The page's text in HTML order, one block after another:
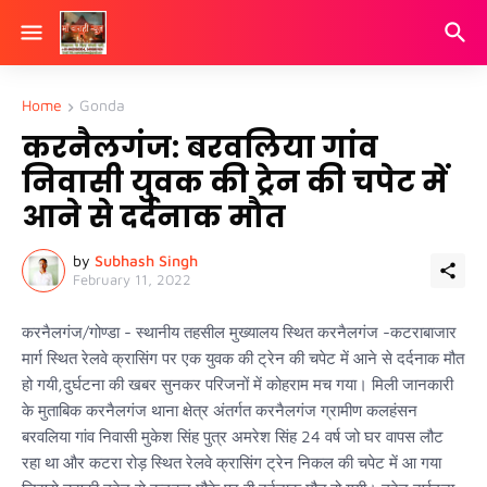
Home Gonda
करनैलगंज: बरवलिया गांव
निवासी युवक की ट्रेन की चपेट में
आने से दर्दनाक मौत
by Subhash Singh
February 11, 2022
करनैलगंज/गोण्डा - स्थानीय तहसील मुख्यालय स्थित करनैलगंज -कटराबाजार
मार्ग स्थित रेलवे क्रासिंग पर एक युवक की ट्रेन की चपेट में आने से दर्दनाक मौत
हो गयी,दुर्घटना की खबर सुनकर परिजनों में कोहराम मच गया। मिली जानकारी
के मुताबिक करनैलगंज थाना क्षेत्र अंतर्गत करनैलगंज ग्रामीण कलहंसन
बरवलिया गांव निवासी मुकेश सिंह पुत्र अमरेश सिंह 24 वर्ष जो घर वापस लौट
रहा था और कटरा रोड़ स्थित रेलवे क्रासिंग ट्रेन निकल की चपेट में आ गया